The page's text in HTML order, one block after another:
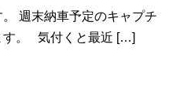
週末納車予定のキャプチ
す。 気付くと最近 […]